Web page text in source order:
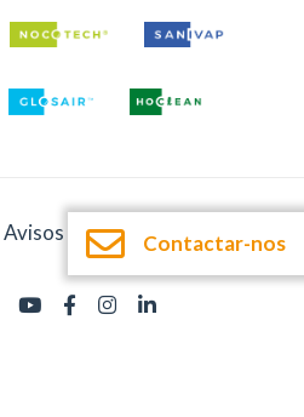
Avisos legais- Documentação
Contactar-nos